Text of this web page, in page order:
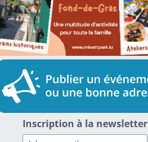
Inscription à la newsletter